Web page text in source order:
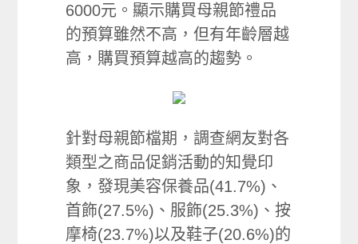
6000元。顯示購買母親節禮品
的預算雖然不高，但有年齡層越
高，購買預算越高的趨勢。
針對母親節檔期，調查網友對各
類型之商品促銷活動的知覺印
象，發現美容保養品(41.7%)、
首飾(27.5%)、服飾(25.3%)、按
摩椅(23.7%)以及鞋子(20.6%)的